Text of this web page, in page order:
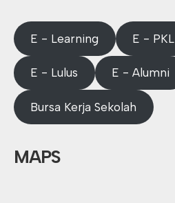
E - Learning E - PKL
E - Lulus E - Alumni
Bursa Kerja Sekolah
MAPS